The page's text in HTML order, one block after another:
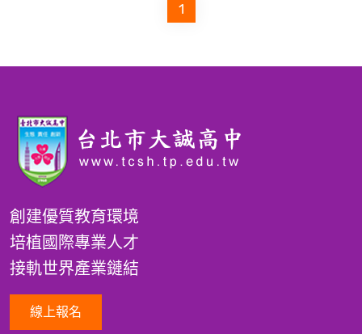
1
創建優質教育環境
培植國際專業人才
接軌世界產業鏈結
線上報名